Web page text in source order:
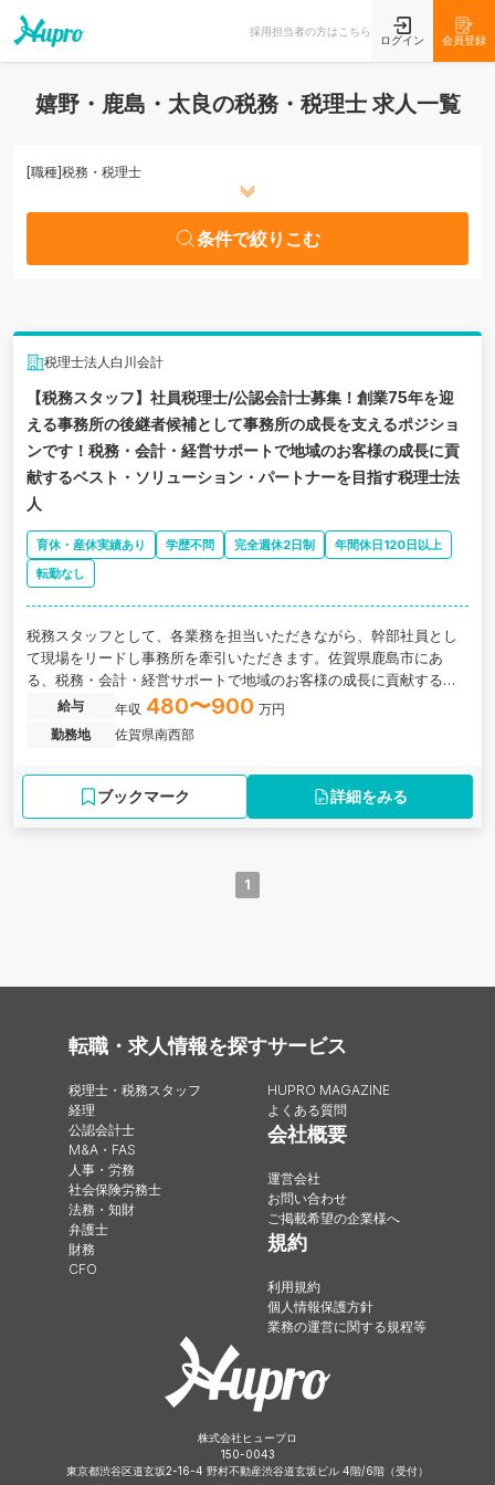
採用担当者の方はこちら
ログイン 会員登録
嬉野・鹿島・太良の税務・税理士 求人一覧
[職種]税務・税理士
条件で絞りこむ
税理士法人白川会計
【税務スタッフ】社員税理士/公認会計士募集！創業75年を迎
える事務所の後継者候補として事務所の成長を支えるポジショ
ンです！税務・会計・経営サポートで地域のお客様の成長に貢
献するベスト・ソリューション・パートナーを目指す税理士法
人
育休・産休実績あり 学歴不問 完全週休2日制
年間休日120日以上
転勤なし
税務スタッフとして、各業務を担当いただきながら、幹部社員とし
て現場をリードし事務所を牽引いただきます。佐賀県鹿島市にあ
る、税務・会計・経営サポートで地域のお客様の成長に貢献するベ
スト・ソリューション・パートナーを目指す税理士法人の求人で
す。
給与 年収 480〜900 万円
勤務地
佐賀県南西部
ブックマーク 詳細をみる
1
転職・求人情報を探す
税理士・税務スタッフ
経理
公認会計士
M&A・FAS
人事・労務
社会保険労務士
法務・知財
弁護士
財務
CFO
サービス
HUPRO MAGAZINE
よくある質問
会社概要
運営会社
お問い合わせ
ご掲載希望の企業様へ
規約
利用規約
個人情報保護方針
業務の運営に関する規程等
株式会社ヒュープロ
150-0043
東京都渋谷区道玄坂2-16-4 野村不動産渋谷道玄坂ビル 4階/6階（受付）